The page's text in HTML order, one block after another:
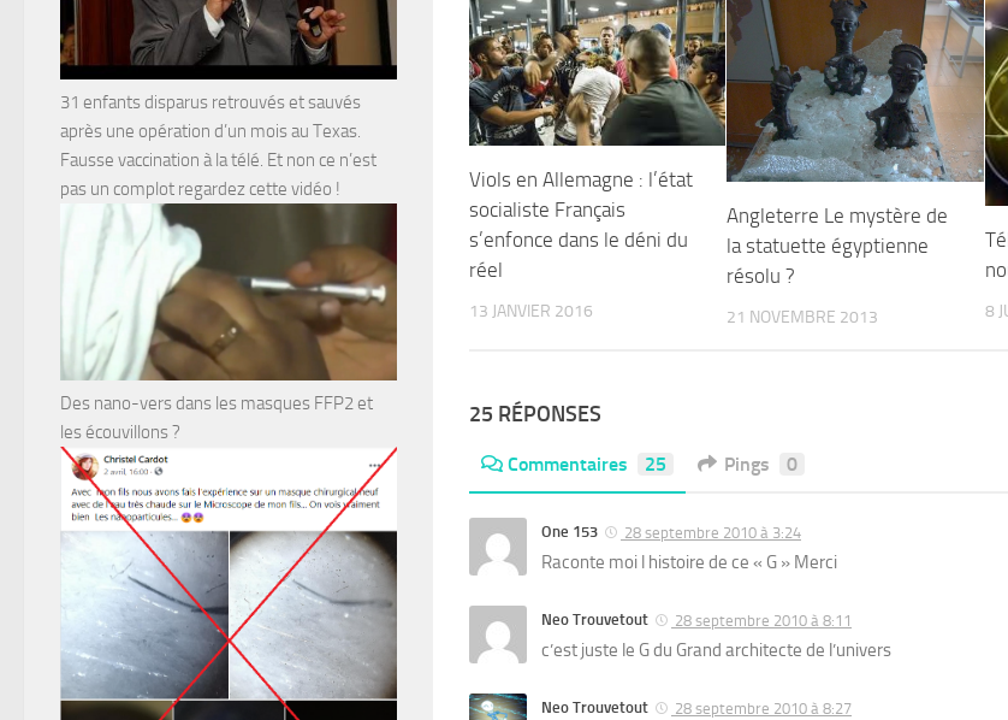
Viols en Allemagne : l’état
socialiste Français
s’enfonce dans le déni du
réel
13 JANVIER 2016
Angleterre Le mystère de
la statuette égyptienne
résolu ?
21 NOVEMBRE 2013 8
25 RÉPONSES
Commentaires 25 Pings 0
One 153 28 septembre 2010 à 3:24
Raconte moi l histoire de ce « G » Merci
Neo Trouvetout 28 septembre 2010 à 8:11
c’est juste le G du Grand architecte de l’univers
Neo Trouvetout 28 septembre 2010 à 8:27
31 enfants disparus retrouvés et sauvés
après une opération d’un mois au Texas.
Fausse vaccination à la télé. Et non ce n’est
pas un complot regardez cette vidéo !
Des nano-vers dans les masques FFP2 et
les écouvillons ?